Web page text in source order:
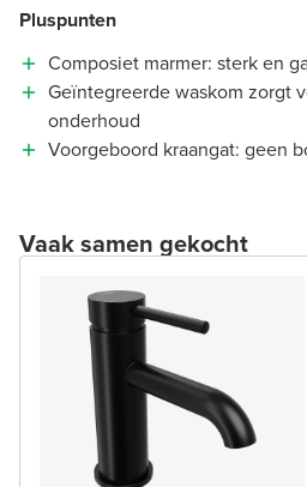
Pluspunten
Composiet marmer: sterk en
Geïntegreerde waskom zorgt
onderhoud
Voorgeboord kraangat: geen
Vaak samen gekocht